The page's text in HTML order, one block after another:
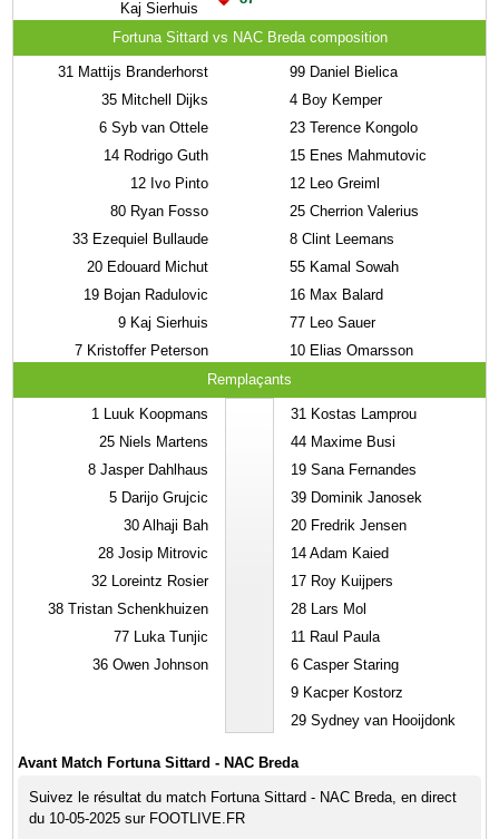
Kaj Sierhuis
Fortuna Sittard vs NAC Breda composition
31 Mattijs Branderhorst
35 Mitchell Dijks
6 Syb van Ottele
14 Rodrigo Guth
12 Ivo Pinto
80 Ryan Fosso
33 Ezequiel Bullaude
20 Edouard Michut
19 Bojan Radulovic
9 Kaj Sierhuis
7 Kristoffer Peterson
99 Daniel Bielica
4 Boy Kemper
23 Terence Kongolo
15 Enes Mahmutovic
12 Leo Greiml
25 Cherrion Valerius
8 Clint Leemans
55 Kamal Sowah
16 Max Balard
77 Leo Sauer
10 Elias Omarsson
Remplaçants
1 Luuk Koopmans
25 Niels Martens
8 Jasper Dahlhaus
5 Darijo Grujcic
30 Alhaji Bah
28 Josip Mitrovic
32 Loreintz Rosier
38 Tristan Schenkhuizen
77 Luka Tunjic
36 Owen Johnson
31 Kostas Lamprou
44 Maxime Busi
19 Sana Fernandes
39 Dominik Janosek
20 Fredrik Jensen
14 Adam Kaied
17 Roy Kuijpers
28 Lars Mol
11 Raul Paula
6 Casper Staring
9 Kacper Kostorz
29 Sydney van Hooijdonk
Avant Match Fortuna Sittard - NAC Breda
Suivez le résultat du match Fortuna Sittard - NAC Breda, en direct
du 10-05-2025 sur FOOTLIVE.FR